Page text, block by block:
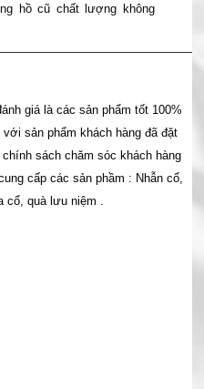
hồ cũ chất lượng không
giá là các sản phẩm tốt 100%
sản phẩm khách hàng đã đặt
sách chăm sóc khách hàng
cấp các sản phầm : Nhẫn cổ,
quà lưu niệm .